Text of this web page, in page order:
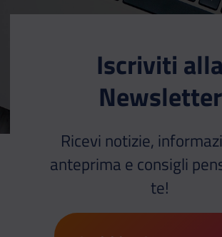
Iscriviti alla
Newsletter
Ricevi notizie,
anteprima e consigli
te!